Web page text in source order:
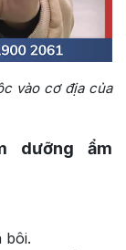
vào cơ địa của
dưỡng ẩm
bôi.